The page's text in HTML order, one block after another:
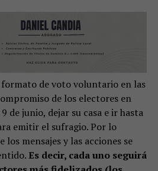
de voto voluntario en las
de los electores en
de junio, dejar su casa e ir hasta
emitir el sufragio. Por lo
los mensajes y las acciones se
Es decir, cada uno seguirá